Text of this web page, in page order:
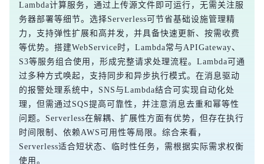
Lambda计算服务，通过上传源文件即可运行，无需关注服
务器部署等细节。选择Serverless可节省基础设施管理精
力，支持弹性扩展和高并发，并具备快速更新、按需收费
等优势。搭建WebService时，Lambda常与APIGateway、
S3等服务组合使用，形成完整请求处理流程。Lambda可通
过多种方式唤起，支持同步和异步执行模式。在消息驱动
的报警处理系统中，SNS与Lambda结合可实现自动化处
理，但需通过SQS提高可靠性，并注意消息去重和幂等性
问题。Serverless在解耦、扩展性方面有优势，但存在执行
时间限制、依赖AWS可用性等局限。综合来看，
Serverless适合短状态、临时性任务，需根据实际需求权衡
使用。